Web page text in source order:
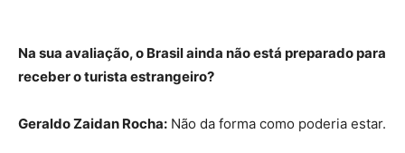
Na sua avaliação, o Brasil ainda não está preparado para
receber o turista estrangeiro?
Geraldo Zaidan Rocha: Não da forma como poderia estar.